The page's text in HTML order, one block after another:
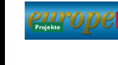
Projekte